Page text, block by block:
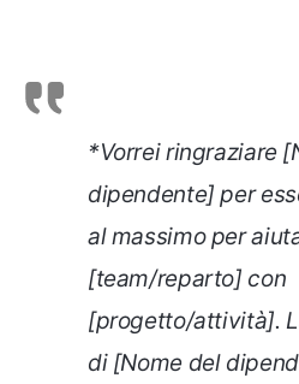
*Vorrei ringraziare
dipendente] per
al massimo per
[team/reparto] con
[progetto/attività].
di [Nome del